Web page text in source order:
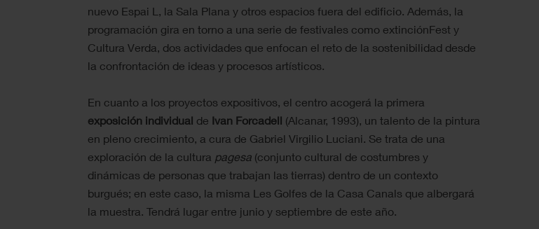
nuevo Espai L, la Sala Plana y otros espacios fuera del edificio. Además, la
programación gira en torno a una serie de festivales como extinciónFest y
Cultura Verda, dos actividades que enfocan el reto de la sostenibilidad desde
la confrontación de ideas y procesos artísticos.
En cuanto a los proyectos expositivos, el centro acogerá la primera
exposición individual de Ivan Forcadell (Alcanar, 1993), un talento de la pintura
en pleno crecimiento, a cura de Gabriel Virgilio Luciani. Se trata de una
exploración de la cultura pagesa (conjunto cultural de costumbres y
dinámicas de personas que trabajan las tierras) dentro de un contexto
burgués; en este caso, la misma Les Golfes de la Casa Canals que albergará
la muestra. Tendrá lugar entre junio y septiembre de este año.